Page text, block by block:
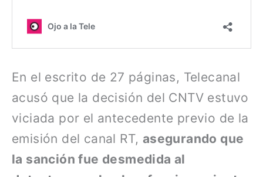
En el escrito de 27 páginas, Telecanal
acusó que la decisión del CNTV estuvo
viciada por el antecedente previo de la
emisión del canal RT, asegurando que
la sanción fue desmedida al